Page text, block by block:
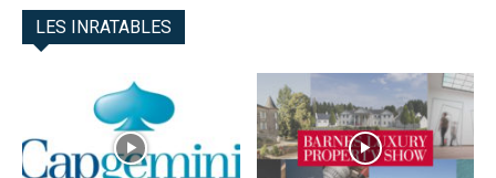
LES INRATABLES